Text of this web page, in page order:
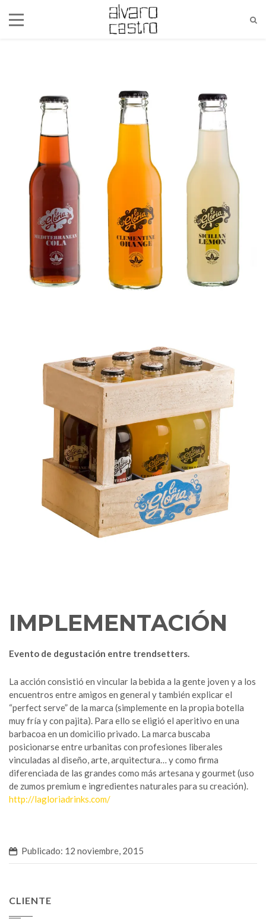
alvaro@alvarocastro.com
IMPLEMENTACIÓN
Evento de degustación entre trendsetters.
La acción consistió en vincular la bebida a la gente joven y a los
encuentros entre amigos en general y también explicar el
“perfect serve” de la marca (simplemente en la propia botella
muy fría y con pajita). Para ello se eligió el aperitivo en una
barbacoa en un domicilio privado. La marca buscaba
posicionarse entre urbanitas con profesiones liberales
vinculadas al diseño, arte, arquitectura… y como firma
diferenciada de las grandes como más artesana y gourmet (uso
de zumos premium e ingredientes naturales para su creación).
http://lagloriadrinks.com/
Publicado: 12 noviembre, 2015
CLIENTE